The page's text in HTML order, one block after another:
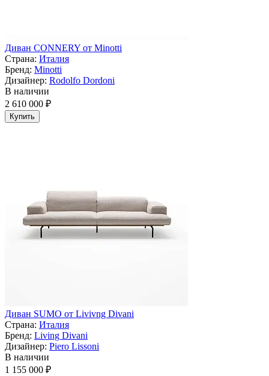
Диван CONNERY от Minotti
Страна: Италия
Бренд: Minotti
Дизайнер: Rodolfo Dordoni
В наличии
2 610 000 ₽
Купить
Диван SUMO от Livivng Divani
Страна: Италия
Бренд: Living Divani
Дизайнер: Piero Lissoni
В наличии
1 155 000 ₽